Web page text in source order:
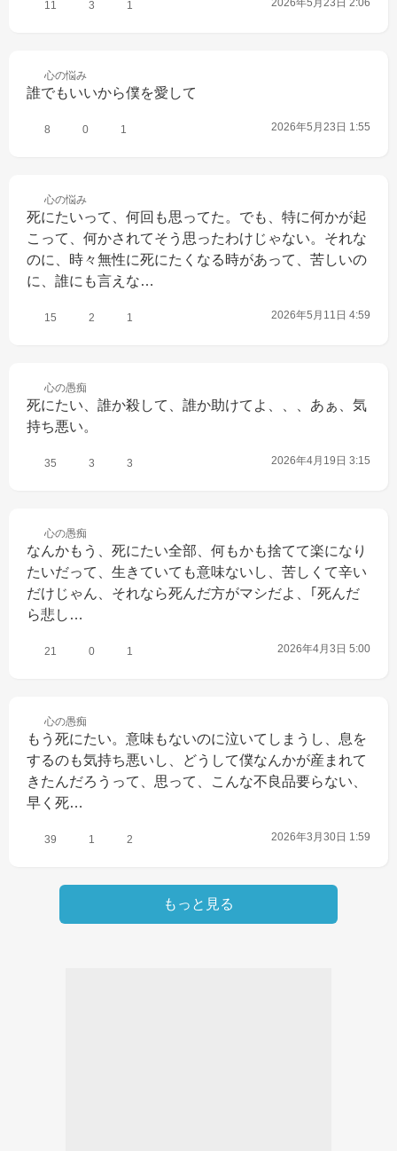
11 3 1 2026年5月23日 2:06
心の悩み
誰でもいいから僕を愛して
8 0 1 2026年5月23日 1:55
心の悩み
死にたいって、何回も思ってた。でも、特に何かが起
こって、何かされてそう思ったわけじゃない。それな
のに、時々無性に死にたくなる時があって、苦しいの
に、誰にも言えな…
15 2 1 2026年5月11日 4:59
心の愚痴
死にたい、誰か殺して、誰か助けてよ、、、あぁ、気
持ち悪い。
35 3 3 2026年4月19日 3:15
心の愚痴
なんかもう、死にたい全部、何もかも捨てて楽になり
たいだって、生きていても意味ないし、苦しくて辛い
だけじゃん、それなら死んだ方がマシだよ、｢死んだ
ら悲し…
21 0 1 2026年4月3日 5:00
心の愚痴
もう死にたい。意味もないのに泣いてしまうし、息を
するのも気持ち悪いし、どうして僕なんかが産まれて
きたんだろうって、思って、こんな不良品要らない、
早く死…
39 1 2 2026年3月30日 1:59
もっと見る